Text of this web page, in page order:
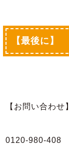
【最後に】
【お問い合わせ】
0120-980-408